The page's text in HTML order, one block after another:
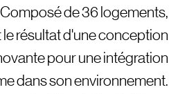
de 36 logements,
le résultat d'une conception
pour une intégration
dans son environnement.